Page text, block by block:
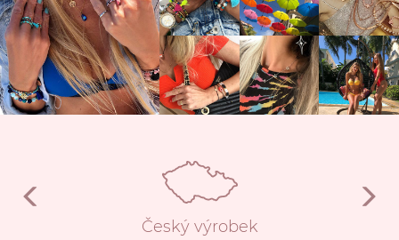
Český výrobek